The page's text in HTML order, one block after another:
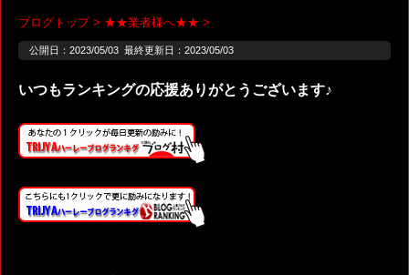
ブログトップ > ★★業者様へ★★ >
公開日： 2023/05/03最終更新日：2023/05/03
いつもランキングの応援ありがとうございます♪